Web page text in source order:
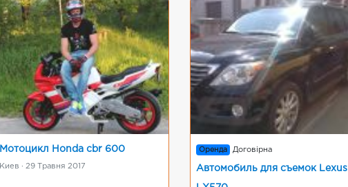
Мотоцикл Honda cbr 600
Киев · 29 Травня 2017
Оренда Договірна
Автомобиль для съемок Lexus